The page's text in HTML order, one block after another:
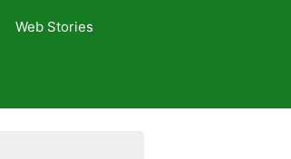
Web Stories